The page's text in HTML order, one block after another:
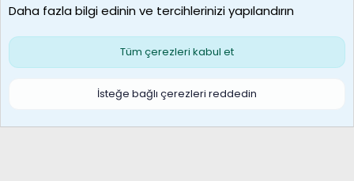
Çerezler
S
Daha fazla bilgi edinin ve tercihlerinizi yapılandırın
Tüm çerezleri kabul et
İsteğe bağlı çerezleri reddedin